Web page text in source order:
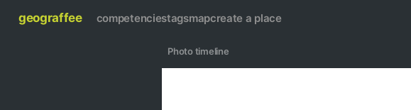
geograffee competenciestagsmapcreate a place
   Photo timeline